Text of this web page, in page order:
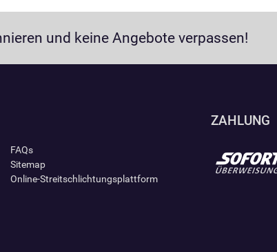
und keine Angebote verpassen!
FAQs
Sitemap
Online-Streitschlichtungsplattform
ZAHLUNG